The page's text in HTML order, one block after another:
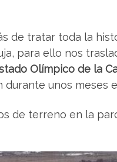
de tratar toda la
para ello nos
Olímpico de la
unos meses
de terreno en la